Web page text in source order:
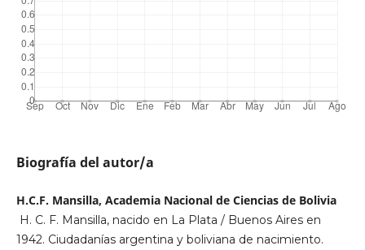
Biografía del autor/a
H.C.F. Mansilla, Academia Nacional de Ciencias de Bolivia
H. C. F. Mansilla, nacido en La Plata / Buenos Aires en
1942. Ciudadanías argentina y boliviana de nacimiento.